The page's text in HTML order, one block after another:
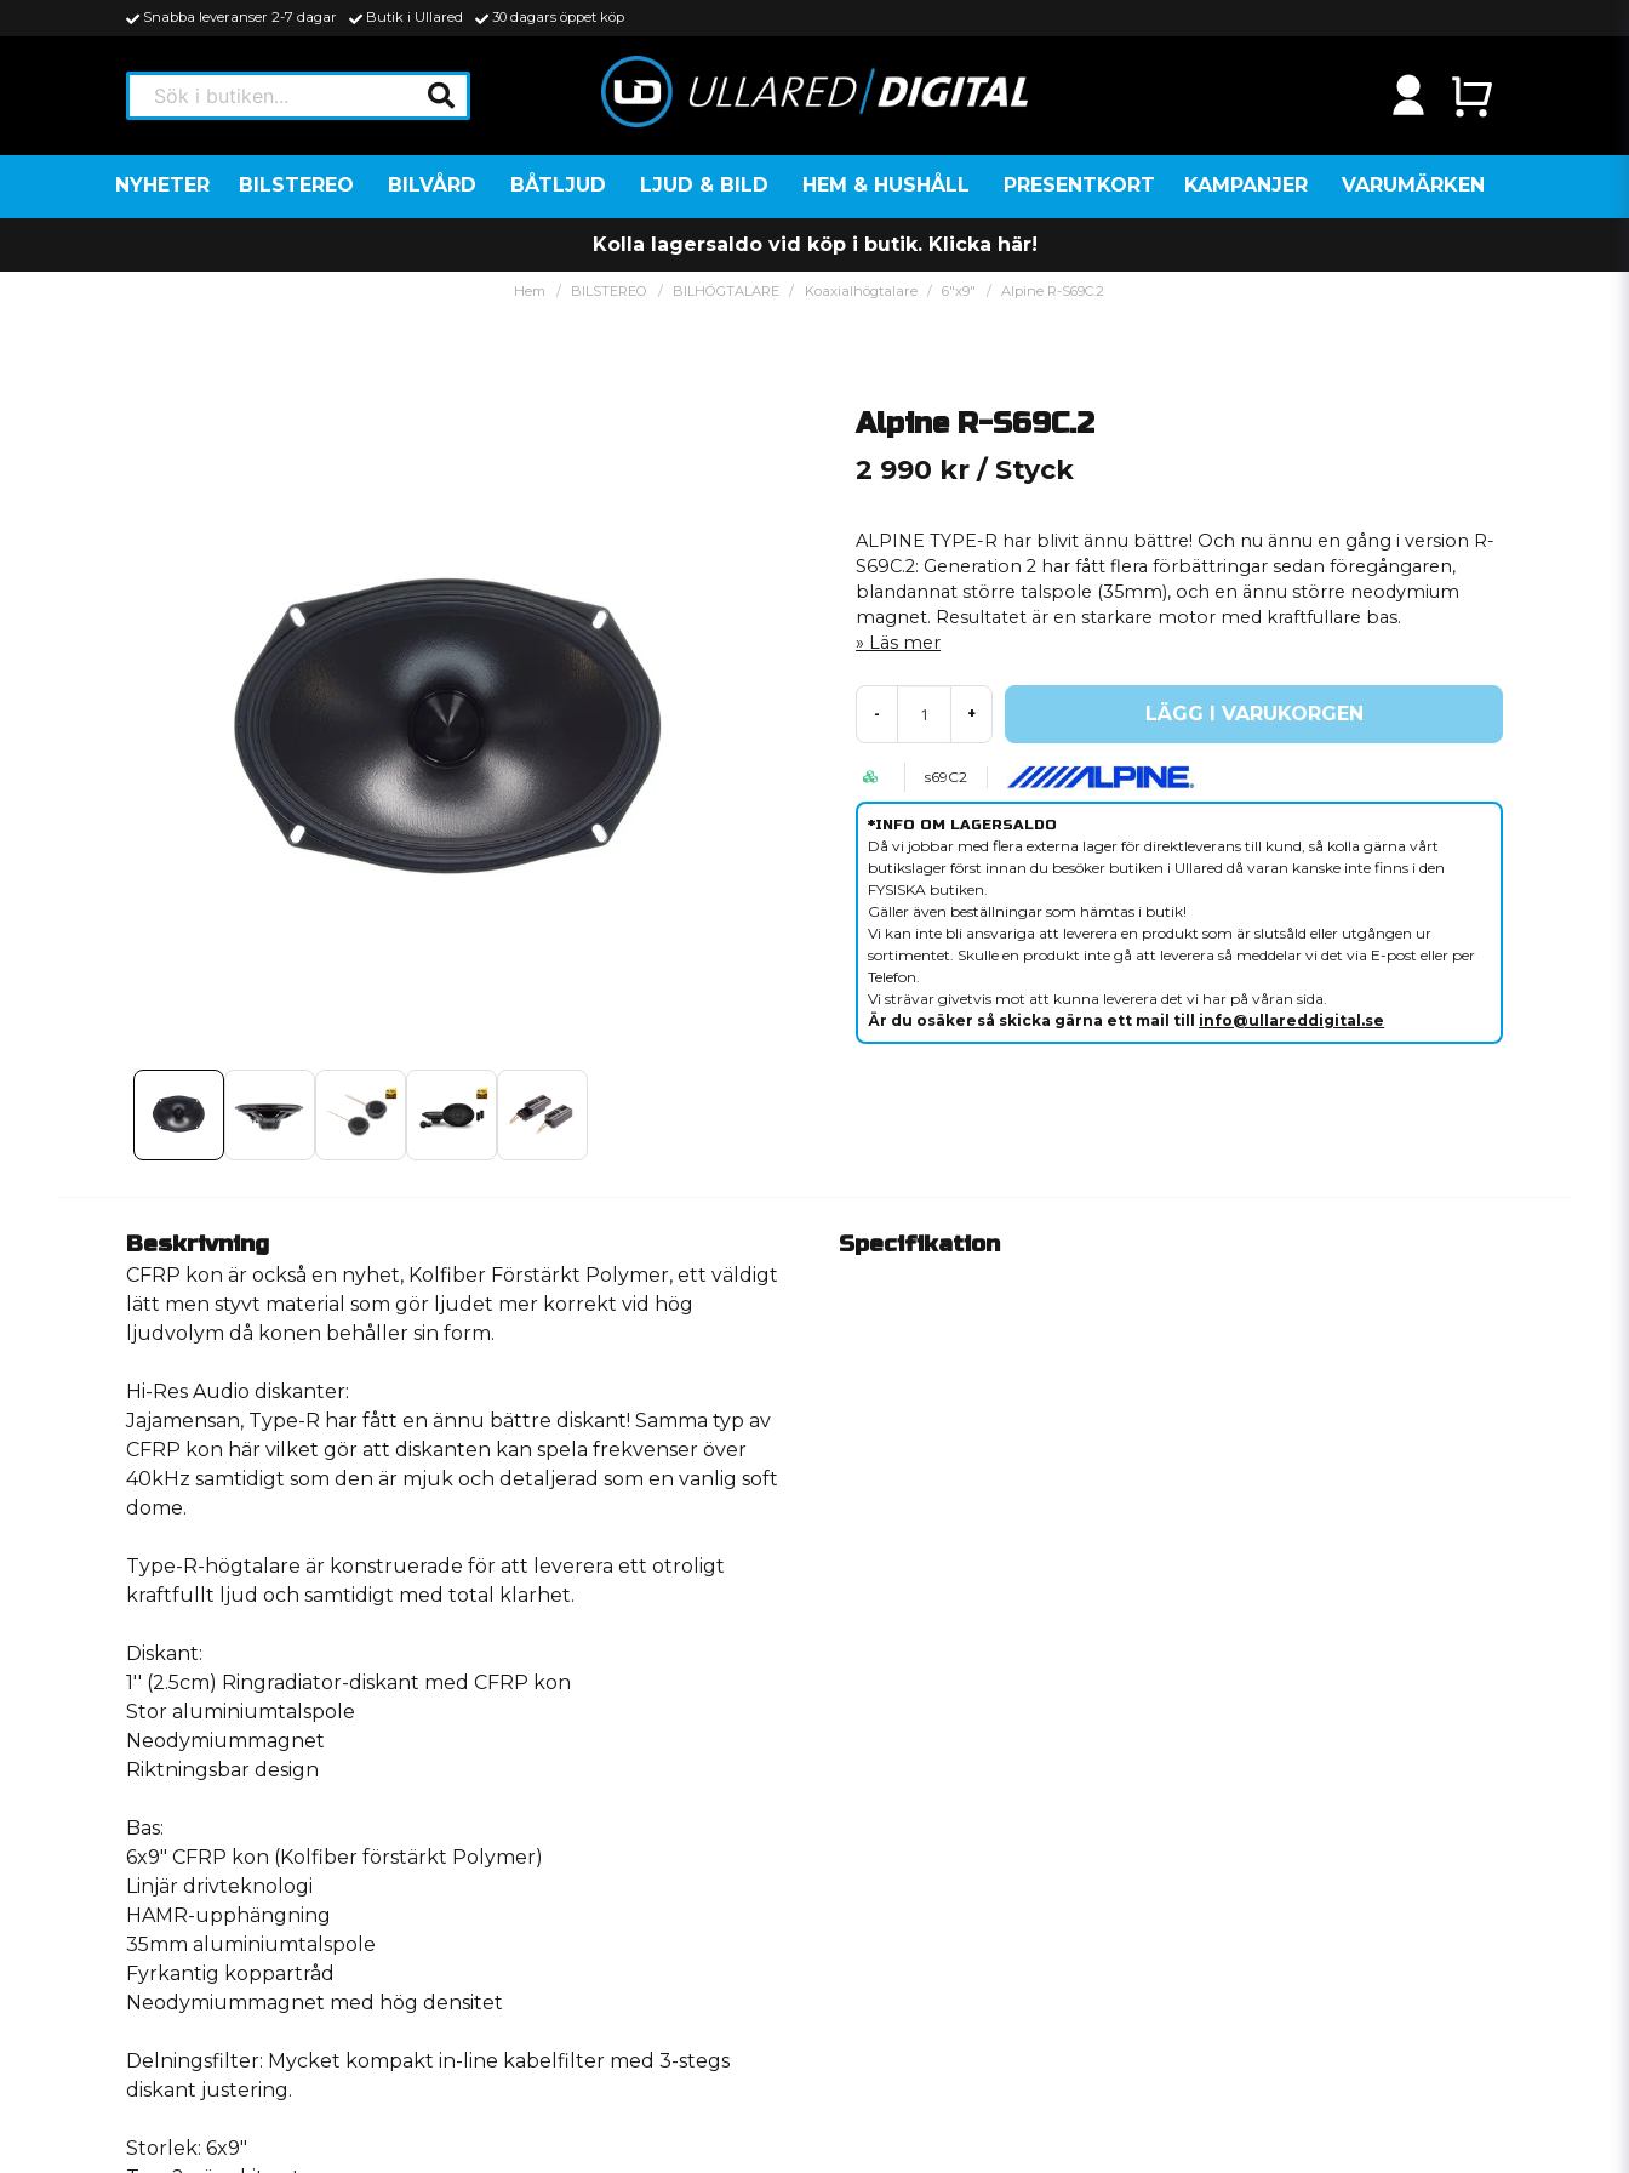
Snabba leveranser 2-7 dagar Butik i Ullared 30 dagars öppet köp
Sök i butiken...
NYHETER BILSTEREO BILVÅRD BÅTLJUD LJUD & BILD HEM & HUSHÅLL PRESENTKORT KAMPANJER VARUMÄRKEN
Kolla lagersaldo vid köp i butik. Klicka här!
Hem BILSTEREO BILHÖGTALARE Koaxialhögtalare 6"x9" Alpine R-S69C.2
Alpine R-S69C.2
2 990 kr / Styck
ALPINE TYPE-R har blivit ännu bättre! Och nu ännu en gång i version R-
S69C.2: Generation 2 har fått flera förbättringar sedan föregångaren,
blandannat större talspole (35mm), och en ännu större neodymium
magnet. Resultatet är en starkare motor med kraftfullare bas.
Läs mer
- + LÄGG I VARUKORGEN
s69C2
*INFO OM LAGERSALDO
Då vi jobbar med flera externa lager för direktleverans till kund, så kolla gärna vårt
butikslager först innan du besöker butiken i Ullared då varan kanske inte finns i den
FYSISKA butiken.
Gäller även beställningar som hämtas i butik!
Vi kan inte bli ansvariga att leverera en produkt som är slutsåld eller utgången ur
sortimentet. Skulle en produkt inte gå att leverera så meddelar vi det via E-post eller per
Telefon.
Vi strävar givetvis mot att kunna leverera det vi har på våran sida.
Är du osäker så skicka gärna ett mail till info@ullareddigital.se
Beskrivning
CFRP kon är också en nyhet, Kolfiber Förstärkt Polymer, ett väldigt
lätt men styvt material som gör ljudet mer korrekt vid hög
ljudvolym då konen behåller sin form.
Hi-Res Audio diskanter:
Jajamensan, Type-R har fått en ännu bättre diskant! Samma typ av
CFRP kon här vilket gör att diskanten kan spela frekvenser över
40kHz samtidigt som den är mjuk och detaljerad som en vanlig soft
dome.
Type-R-högtalare är konstruerade för att leverera ett otroligt
kraftfullt ljud och samtidigt med total klarhet.
Diskant:
1′′ (2.5cm) Ringradiator-diskant med CFRP kon
Stor aluminiumtalspole
Neodymiummagnet
Riktningsbar design
Bas:
6x9" CFRP kon (Kolfiber förstärkt Polymer)
Linjär drivteknologi
HAMR-upphängning
35mm aluminiumtalspole
Fyrkantig koppartråd
Neodymiummagnet med hög densitet
Delningsfilter: Mycket kompakt in-line kabelfilter med 3-stegs
diskant justering.
Storlek: 6x9"
Specifikation